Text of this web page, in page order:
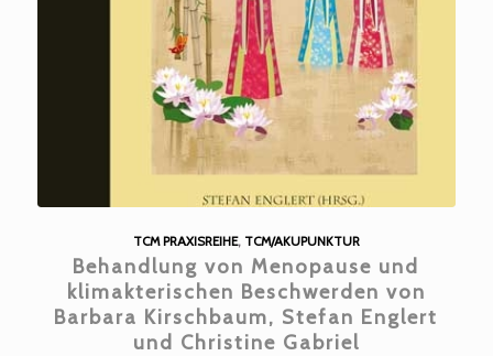
TCM PRAXISREIHE, TCM/AKUPUNKTUR
Behandlung von Menopause und
klimakterischen Beschwerden von
Barbara Kirschbaum, Stefan Englert
und Christine Gabriel